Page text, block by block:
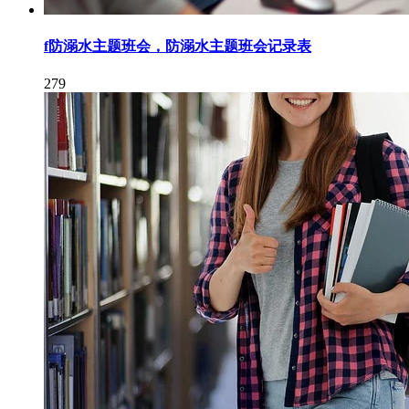
f防溺水主题班会，防溺水主题班会记录表
279